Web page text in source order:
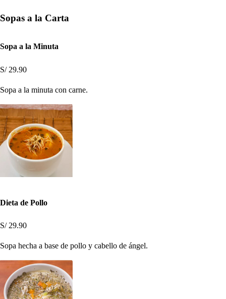
Sopas a la Carta
Sopa a la Minuta
S/ 29.90
Sopa a la minuta con carne.
Dieta de Pollo
S/ 29.90
Sopa hecha a base de pollo y cabello de ángel.